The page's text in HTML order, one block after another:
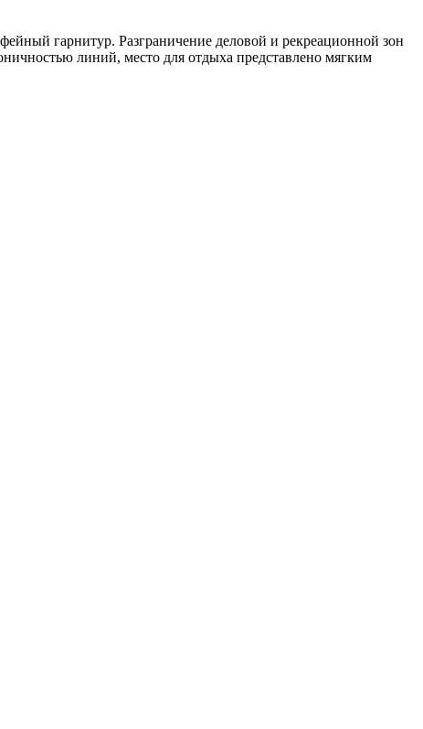
гарнитур. Разграничение деловой и рекреационной зон
линий, место для отдыха представлено мягким